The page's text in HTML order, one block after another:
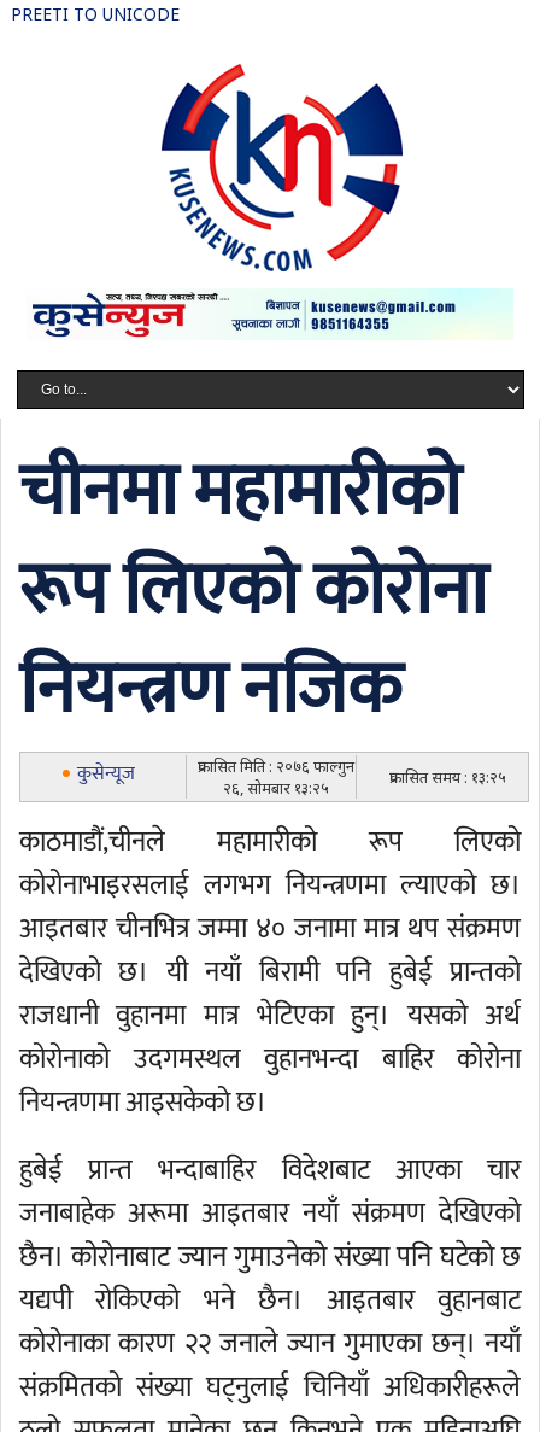
PREETI TO UNICODE
चीनमा महामारीको
रूप लिएको कोरोना
नियन्त्रण नजिक
कुसेन्यूज
प्रकासित मिति : २०७६ फाल्गुन
२६, सोमबार १३:२५
प्रकासित समय : १३:२५
काठमाडौं,चीनले महामारीको रूप लिएको
कोरोनाभाइरसलाई लगभग नियन्त्रणमा ल्याएको छ।
आइतबार चीनभित्र जम्मा ४० जनामा मात्र थप संक्रमण
देखिएको छ। यी नयाँ बिरामी पनि हुबेई प्रान्तको
राजधानी वुहानमा मात्र भेटिएका हुन्। यसको अर्थ
कोरोनाको उदगमस्थल वुहानभन्दा बाहिर कोरोना
नियन्त्रणमा आइसकेको छ।
हुबेई प्रान्त भन्दाबाहिर विदेशबाट आएका चार
जनाबाहेक अरूमा आइतबार नयाँ संक्रमण देखिएको
छैन। कोरोनाबाट ज्यान गुमाउनेको संख्या पनि घटेको छ
यद्यपी रोकिएको भने छैन। आइतबार वुहानबाट
कोरोनाका कारण २२ जनाले ज्यान गुमाएका छन्। नयाँ
संक्रमितको संख्या घट्नुलाई चिनियाँ अधिकारीहरूले